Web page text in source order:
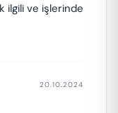
ilgili ve işlerinde
20.10.2024